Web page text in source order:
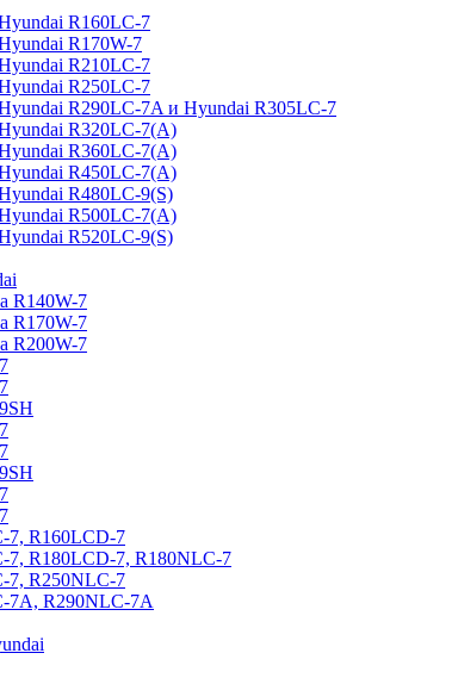
R160LC-7
R170W-7
R210LC-7
R250LC-7
R290LC-7A и Hyundai R305LC-7
R320LC-7(A)
R360LC-7(A)
R450LC-7(A)
R480LC-9(S)
R500LC-7(A)
R520LC-9(S)
R140W-7
R170W-7
R200W-7
7, R160LCD-7
7, R180LCD-7, R180NLC-7
7, R250NLC-7
7A, R290NLC-7A